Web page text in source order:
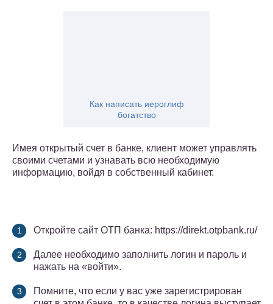
Как написать иероглиф
богатство
Имея открытый счет в банке, клиент может управлять
своими счетами и узнавать всю необходимую
информацию, войдя в собственный кабинет.
Откройте сайт ОТП банка: https://direkt.otpbank.ru/
Далее необходимо заполнить логин и пароль и
нажать на «войти».
Помните, что если у вас уже зарегистрирован